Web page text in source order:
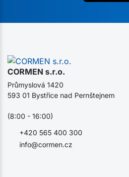
CORMEN s.r.o.
info@cormen.cz
+420 565 400 300
Průmyslová 1420
593 01 Bystřice nad Pernštejnem
(8:00 - 16:00)